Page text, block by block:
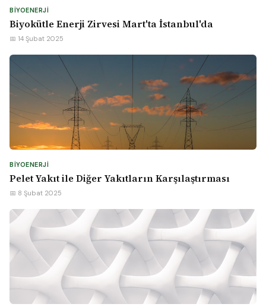
BIYOENERJI
Biyokütle Enerji Zirvesi Mart'ta İstanbul'da
📅 14 Şubat 2025
BIYOENERJI
Pelet Yakıt ile Diğer Yakıtların Karşılaştırması
📅 8 Şubat 2025